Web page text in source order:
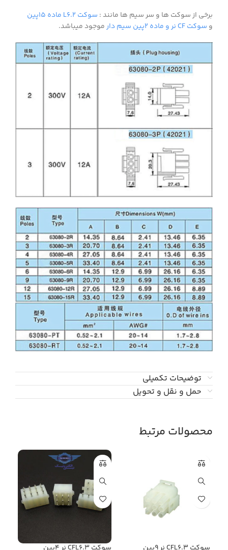
برخی از سوکت ها و سر سیم ها مانند : سوکت L6.2 ماده 15پین
و سوکت CF نر و ماده 2پین سیم دار موجود میباشد.
توضیحات تکمیلی
حمل و نقل و تحویل
محصولات مرتبط